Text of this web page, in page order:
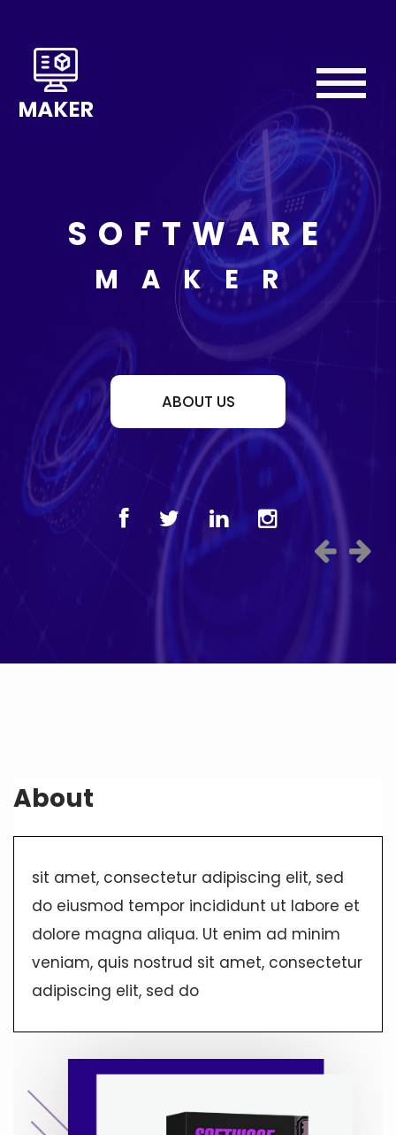
Home
About
SOFTWARE
MAKER
ABOUT US
About
sit amet, consectetur adipiscing elit, sed
do eiusmod tempor incididunt ut labore et
dolore magna aliqua. Ut enim ad minim
veniam, quis nostrud sit amet, consectetur
adipiscing elit, sed do